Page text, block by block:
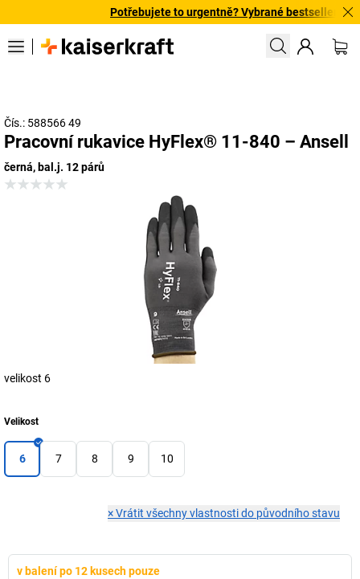
Potřebujete to urgentně? Vybrané bestsellery
Čís.: 588566 49
Pracovní rukavice HyFlex® 11-840 – Ansell
černá, bal.j. 12 párů
velikost 6
Velikost
6 7 8 9 10
×Vrátit všechny vlastnosti do původního stavu
v balení po 12 kusech pouze